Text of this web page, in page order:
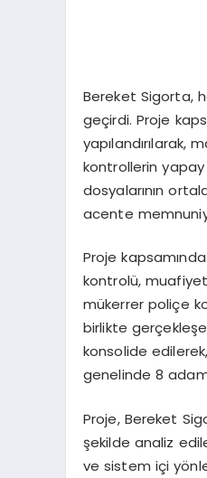
Bereket Sigorta,
geçirdi. Proje
yapılandırılarak,
kontrollerin
dosyalarının
acente
Proje
kontrolü,
mükerrer poliçe
birlikte
konsolide
genelinde 8
Proje, Bereket
şekilde analiz
ve sistem içi